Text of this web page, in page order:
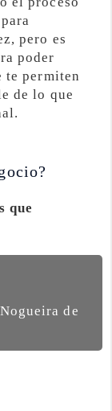
pero es
poder
te permiten
de lo que
que
de